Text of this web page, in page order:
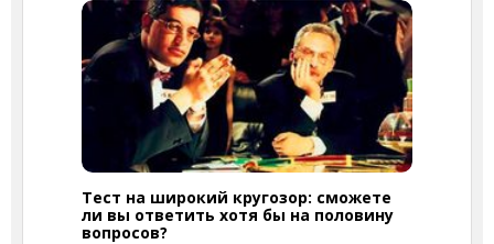
Тест на широкий кругозор: сможете
ли вы ответить хотя бы на половину
вопросов?